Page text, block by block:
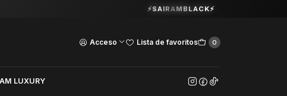
Acceso Lista de favoritos 0
LUXURY
Guardia Vieja 202. Oficina 102.Ver Horarios
⚡SAIRAMBLACK⚡
GRATIS